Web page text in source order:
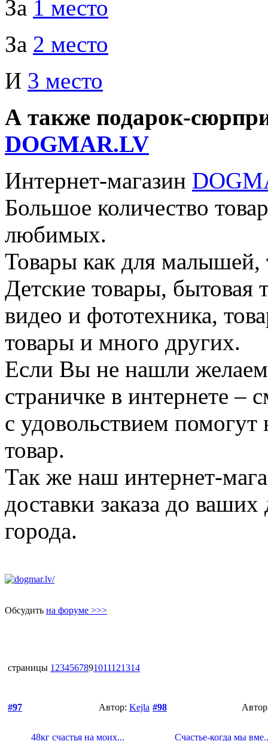
За 1 место
За 2 место
И 3 место
А также подарок-
DOGMAR.LV
Интернет-магазин
Большое количество
любимых.
Товары как для малышей,
Детские товары, бытовая
видео и фототехника,
товары и много других.
Если Вы не нашли
страничке в интернете –
с удовольствием
товар.
Так же наш интернет-
доставки заказа до
города.
Обсудить на форуме >>>
страницы 1 234567891011121314
#97 Автор: Kejla
48кг счастья на моих...
#98
Счастье-когда мы